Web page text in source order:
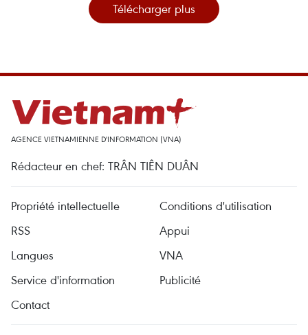
Télécharger plus
AGENCE VIETNAMIENNE D'INFORMATION (VNA)
Rédacteur en chef: TRÂN TIÊN DUÂN
Propriété intellectuelle
Conditions d'utilisation
RSS
Appui
Langues
VNA
Service d'information
Publicité
Contact